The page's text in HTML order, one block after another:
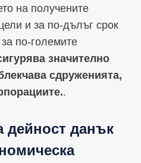
на получените
и за по-дълъг срок
по-големите
значително
сдруженията,
.
дейност данък